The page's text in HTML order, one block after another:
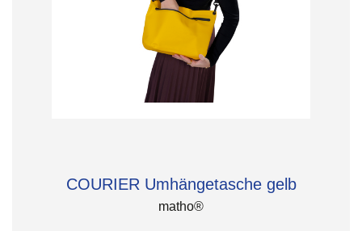
COURIER Umhängetasche gelb
matho®